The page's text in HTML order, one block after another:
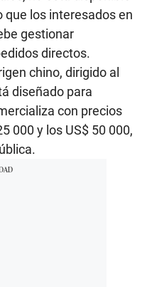
los interesados en
gestionar
directos.
chino, dirigido al
diseñado para
con precios
000 y los US$ 50 000,